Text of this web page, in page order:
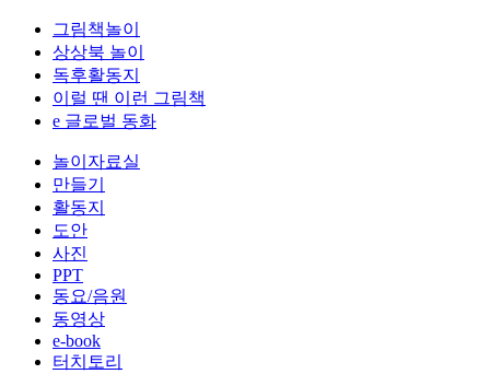
그림책놀이
상상북 놀이
독후활동지
이럴 땐 이런 그림책
e 글로벌 동화
놀이자료실
만들기
활동지
도안
사진
PPT
동요/음원
동영상
e-book
터치토리